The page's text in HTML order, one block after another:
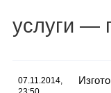
услуги —
07.11.2014,